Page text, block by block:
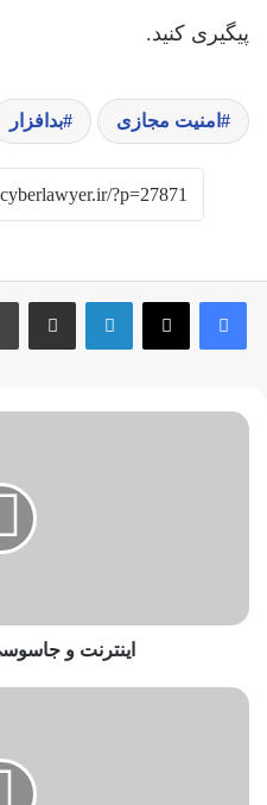
پیگیری کنید.
امنیت مجازی بدافزار
اینترنت و